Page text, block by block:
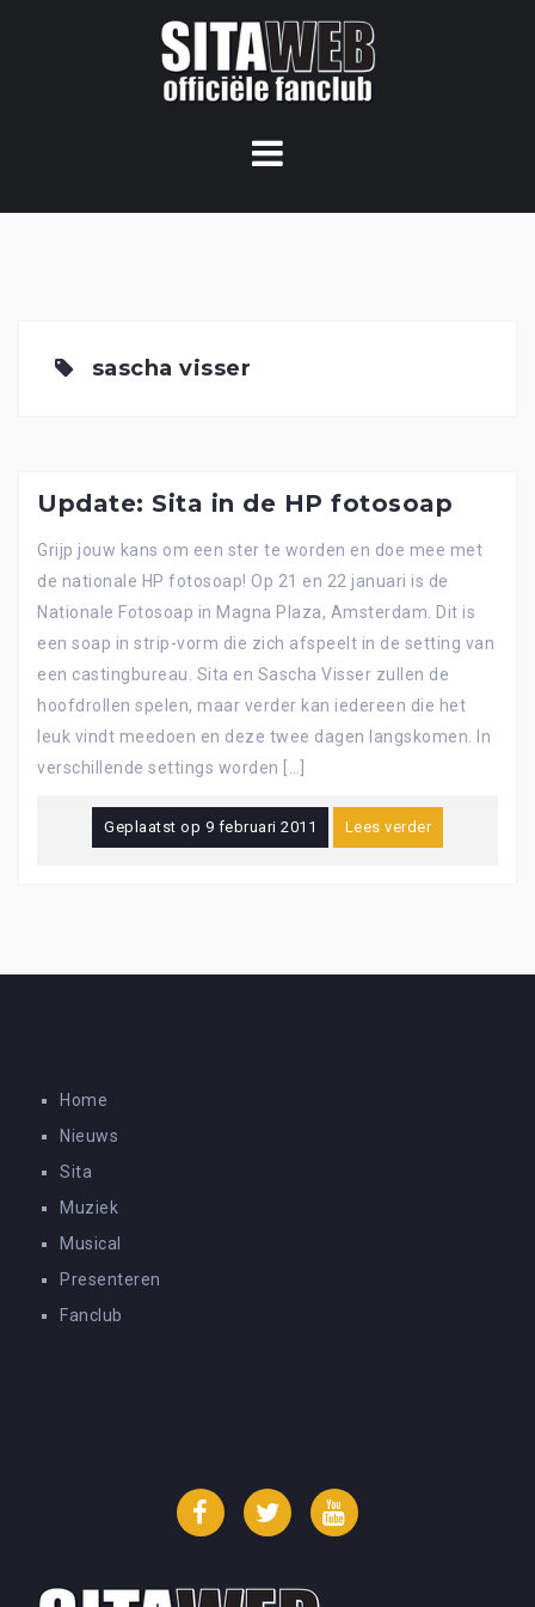
sascha visser
Update: Sita in de HP fotosoap
Grijp jouw kans om een ster te worden en doe mee met
de nationale HP fotosoap! Op 21 en 22 januari is de
Nationale Fotosoap in Magna Plaza, Amsterdam. Dit is
een soap in strip-vorm die zich afspeelt in de setting van
een castingbureau. Sita en Sascha Visser zullen de
hoofdrollen spelen, maar verder kan iedereen die het
leuk vindt meedoen en deze twee dagen langskomen. In
verschillende settings worden […]
Geplaatst op 9 februari 2011 Lees verder
Home
Nieuws
Sita
Muziek
Musical
Presenteren
Fanclub
FacebookTwitter YouTube